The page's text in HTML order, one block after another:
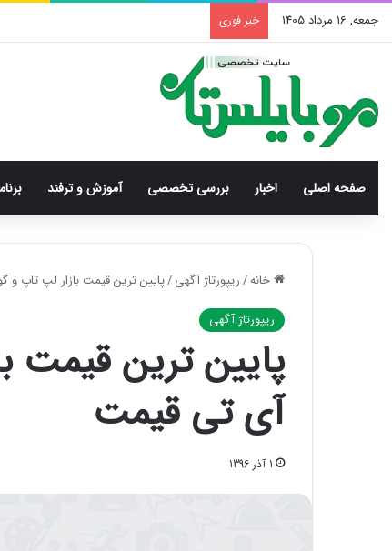
جمعه, 16 مرداد 1405 خبر فوری
صفحه اصلی اخبار بررسی‌ تخصصی آموزش و ترفند
خانه/ریپورتاژ آگهی/پایین ترین قیمت بازار لپ تاپ
ریپورتاژ آگهی
پایین ترین قیمت
آی تی قیمت
1 آذر 1396